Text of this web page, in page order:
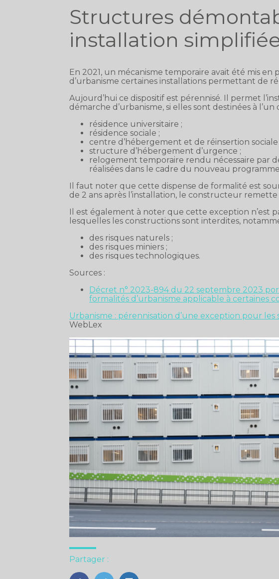
Structures
installation
En 2021, un mécanisme temporaire avait été mis
d’urbanisme certaines installations permettant de
Aujourd’hui ce dispositif est pérennisé. Il permet
démarche d’urbanisme, si elles sont destinées à l’un
résidence universitaire ;
résidence sociale ;
centre d’hébergement et de réinsertion sociale
structure d’hébergement d’urgence ;
relogement temporaire rendu nécessaire par
réalisées dans le cadre du nouveau
Il faut noter que cette dispense de formalité est
de 2 ans après l’installation, le constructeur
Il est également à noter que cette exception n’est
lesquelles les constructions sont interdites,
des risques naturels ;
des risques miniers ;
des risques technologiques.
Sources :
Décret n° 2023-894 du 22 septembre 2023
formalités d’urbanisme applicable à certaines
Urbanisme : pérennisation d’une exception pour
WebLex
Partager :